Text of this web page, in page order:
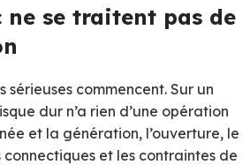
ne se traitent pas de
sérieuses commencent. Sur un
dur n’a rien d’une opération
et la génération, l’ouverture, le
et les contraintes de